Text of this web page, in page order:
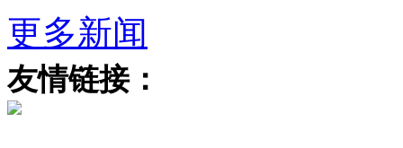
更多新闻
友情链接：